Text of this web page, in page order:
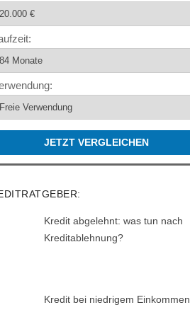
JETZT VERGLEICHEN
Kredit abgelehnt: was tun nach
Kreditablehnung?
Kredit bei niedrigem Einkommen